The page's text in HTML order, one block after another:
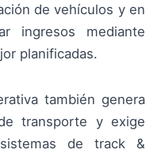
de vehículos y en
ingresos mediante
planificadas.
también genera
transporte y exige
sistemas de track &